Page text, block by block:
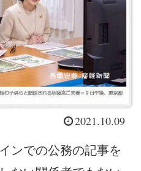
2021.10.09
ンでの公務の記事を